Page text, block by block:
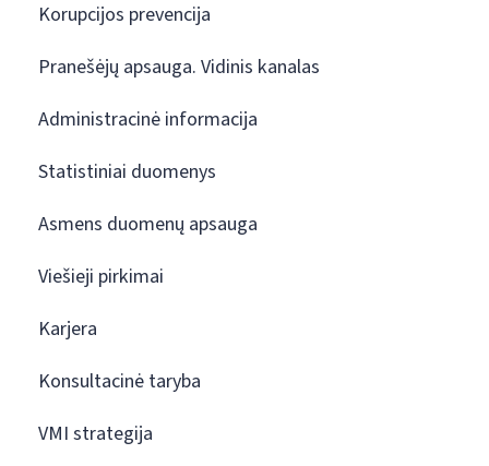
Korupcijos prevencija
Pranešėjų apsauga. Vidinis kanalas
Administracinė informacija
Statistiniai duomenys
Asmens duomenų apsauga
Viešieji pirkimai
Karjera
Konsultacinė taryba
VMI strategija